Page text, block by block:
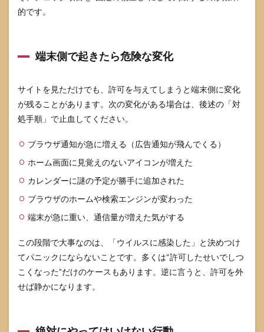
的です。
端末側で起きたら危険な変化
サイトを見ただけでも、許可を与えてしまうと端末側に変化
が残ることがあります。次の変化がある場合は、後述の「対
処手順」で止血してください。
ブラウザ通知が急に増える（広告通知が飛んでくる）
ホーム画面に見覚えのないアイコンが増えた
カレンダーに謎の予定が勝手に追加された
ブラウザのホームや検索エンジンが変わった
端末が急に重い、通信量が増えた気がする
この段階で大事なのは、「ウイルスに感染した」と決めつけ
てパニックにならないことです。多くは“許可したせいでしつ
こくなった”だけのケースもあります。逆に言うと、許可を外
せば静かになります。